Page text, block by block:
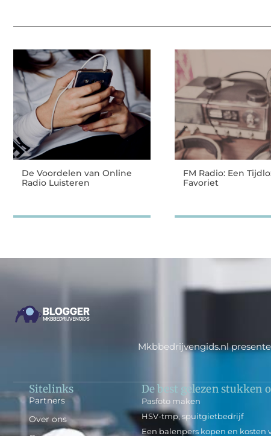
De Voordelen van Online
Radio Luisteren
FM Radio: Een
Favoriet
Mkbbedrijvengids.nl
Sitelinks
Partners
Over ons
De best gelezen stukken
Pasfoto maken
HSV-tmp, spuitgietbedrijf
Een balenpers kopen en kosten